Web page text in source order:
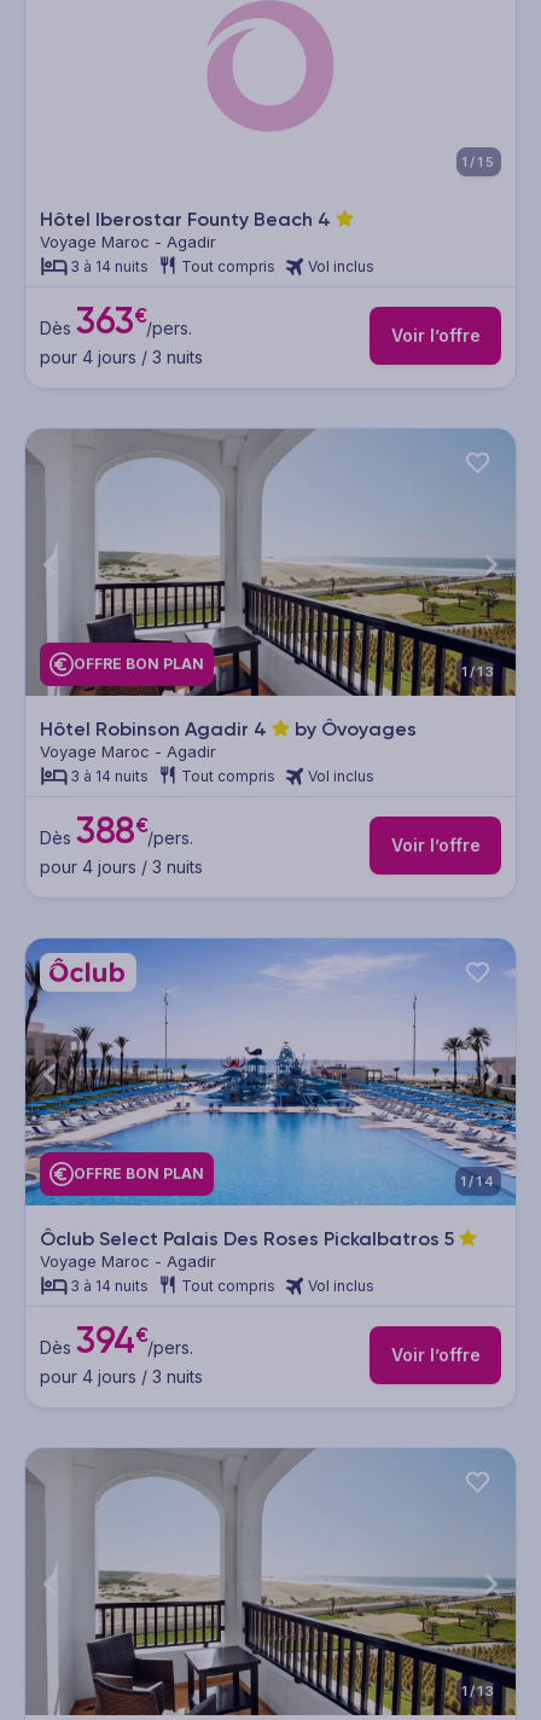
1/15
Hôtel Iberostar Founty Beach 4
Voyage Maroc - Agadir
3 à 14 nuits Tout compris Vol inclus
Dès 363€/pers.
pour 4 jours / 3 nuits
Voir l’offre
OFFRE BON PLAN 1/13
Hôtel Robinson Agadir 4 by Ôvoyages
Voyage Maroc - Agadir
3 à 14 nuits Tout compris Vol inclus
Dès 388€/pers.
pour 4 jours / 3 nuits
Voir l’offre
OFFRE BON PLAN 1/14
Ôclub Select Palais Des Roses Pickalbatros 5
Voyage Maroc - Agadir
3 à 14 nuits Tout compris Vol inclus
Dès 394€/pers.
pour 4 jours / 3 nuits
Voir l’offre
1/13